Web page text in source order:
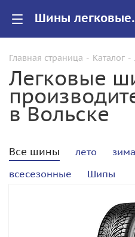
Шины легковые
Главная страница - Каталог -
Легковые
в Вольске
Все шины лето
зима
всесезонные
Шипы